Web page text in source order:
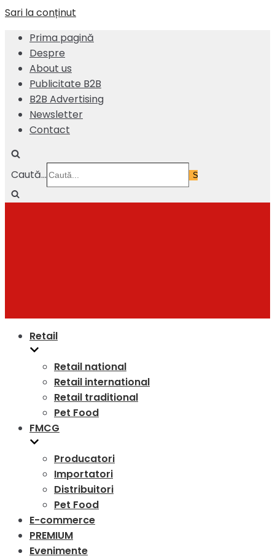
Sari la conținut
Prima pagină
Despre
About us
Publicitate B2B
B2B Advertising
Newsletter
Contact
Caută...
Retail
Retail national
Retail international
Retail traditional
Pet Food
FMCG
Producatori
Importatori
Distribuitori
Pet Food
E-commerce
PREMIUM
Evenimente